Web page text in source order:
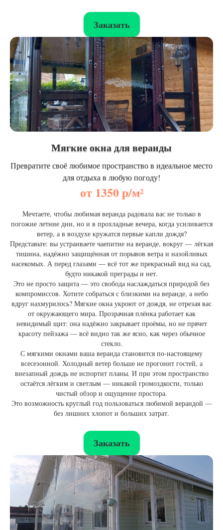
Заказать
Мягкие окна для веранды
Превратите своё любимое пространство в идеальное место
для отдыха в любую погоду!
от 1350 р/м²
Мечтаете, чтобы любимая веранда радовала вас не только в
погожие летние дни, но и в прохладные вечера, когда усиливается
ветер, а в воздухе кружатся первые капли дождя?
Представьте: вы устраиваете чаепитие на веранде, вокруг — лёгкая
тишина, надёжно защищённая от порывов ветра и назойливых
насекомых. А перед глазами — всё тот же прекрасный вид на сад,
будто никакой преграды и нет.
Это не просто защита — это свобода наслаждаться природой без
компромиссов. Хотите собраться с близкими на веранде, а небо
вдруг нахмурилось? Мягкие окна укроют от дождя, не отрезая вас
от окружающего мира. Прозрачная плёнка работает как
невидимый щит: она надёжно закрывает проёмы, но не прячет
красоту пейзажа — всё видно так же ясно, как через обычное
стекло.
С мягкими окнами ваша веранда становится по-настоящему
всесезонной. Холодный ветер больше не прогонит гостей, а
внезапный дождь не испортит планы. И при этом пространство
остаётся лёгким и светлым — никакой громоздкости, только
чистый обзор и ощущение простора.
Это возможность круглый год пользоваться любимой верандой —
без лишних хлопот и больших затрат.
Заказать